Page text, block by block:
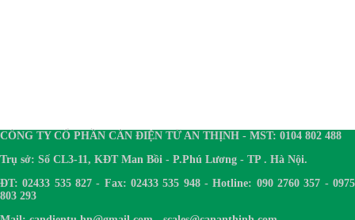
CÔNG TY CỔ PHẦN CÂN ĐIỆN TỬ AN THỊNH - MST: 0104 802 488
Trụ sở: Số CL3-11, KĐT Man Bồi - P.Phú Lương - TP . Hà Nội.
ĐT: 02433 535 827 - Fax: 02433 535 948 - Hotline: 090 2760 357 - 0975
803 293